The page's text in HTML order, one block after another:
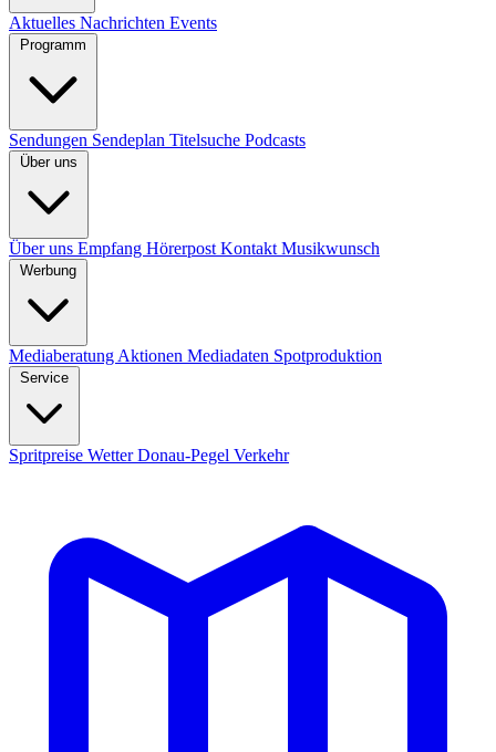
Aktuelles Nachrichten Events
Programm
Sendungen Sendeplan Titelsuche Podcasts
Über uns
Über uns Empfang Hörerpost Kontakt Musikwunsch
Werbung
Mediaberatung Aktionen Mediadaten Spotproduktion
Service
Spritpreise WetterDonau-Pegel Verkehr